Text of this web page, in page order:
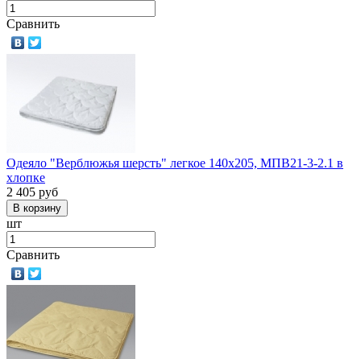
Сравнить
Одеяло "Верблюжья шерсть" легкое 140х205, МПВ21-3-2.1 в
хлопке
2 405 руб
шт
Сравнить